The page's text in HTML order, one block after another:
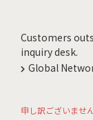
Customers
inquiry desk.
Global
申し訳ございませ